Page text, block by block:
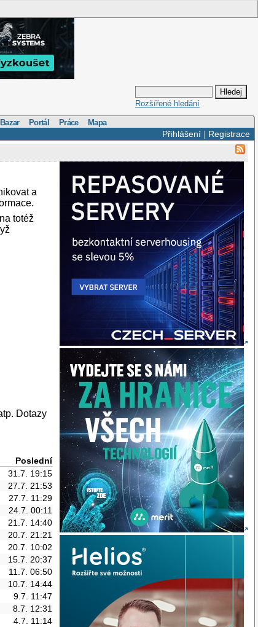
Rozšířené hledání
Bazar Portál Práce Mapa
Přihlášení| Registrace
a
totéž
Dotazy
Poslední
31.7. 19:15
27.7. 21:53
27.7. 11:29
24.7. 00:11
21.7. 14:40
20.7. 21:21
20.7. 10:02
15.7. 20:37
11.7. 06:50
10.7. 14:44
9.7. 11:47
8.7. 12:31
4.7. 11:14